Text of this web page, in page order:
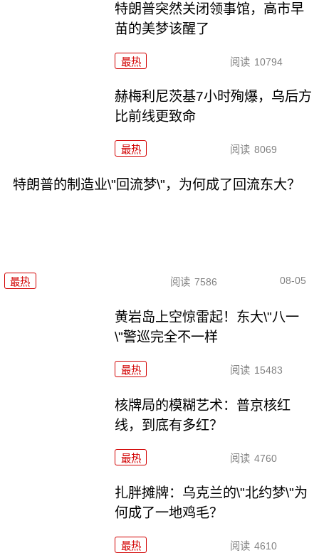
特朗普突然关闭领事馆，高市早
苗的美梦该醒了
最热 阅读 10794
赫梅利尼茨基7小时殉爆，乌后方
比前线更致命
最热 阅读 8069
特朗普的制造业\"回流梦\"，为何成了回流东大？
最热 阅读 7586 08-05
黄岩岛上空惊雷起！东大\"八一
\"警巡完全不一样
最热 阅读 15483
核牌局的模糊艺术：普京核红
线，到底有多红？
最热 阅读 4760
扎胖摊牌：乌克兰的\"北约梦\"为
何成了一地鸡毛？
最热 阅读 4610